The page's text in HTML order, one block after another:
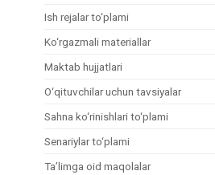
Ish rejalar to‘plami
Ko‘rgazmali materiallar
Maktab hujjatlari
O‘qituvchilar uchun tavsiyalar
Sahna ko‘rinishlari to‘plami
Senariylar to‘plami
Ta’limga oid maqolalar